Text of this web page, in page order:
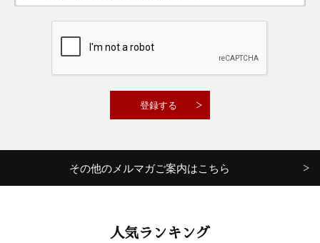
その他のメルマガご案内はこちら
人気ランキング